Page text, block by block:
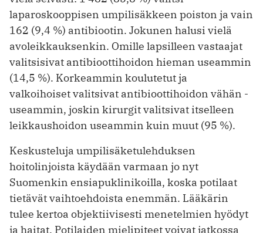
laparoskooppisen umpilisäkkeen poiston ja vain
162 (9,4 %) antibiootin. Jokunen halusi vielä
avoleikkauksenkin. Omille ­lapsilleen vastaajat
valitsisivat antibioottihoidon hieman useammin
(14,5 %). Korkeammin koulutetut ja
valkoihoiset ­valitsivat antibioottihoidon vähän ­
useammin, joskin kirurgit valitsivat itselleen
leikkaushoidon useammin kuin muut (95 %).
Keskusteluja umpilisäketulehduksen
hoitolinjoista käydään varmaan jo nyt
Suomenkin ensiapuklinikoilla, koska potilaat
tietävät vaihtoehdoista enemmän. Lääkärin
tulee kertoa objektiivisesti menetelmien hyödyt
ja haitat. Potilaiden mielipiteet voivat jatkossa